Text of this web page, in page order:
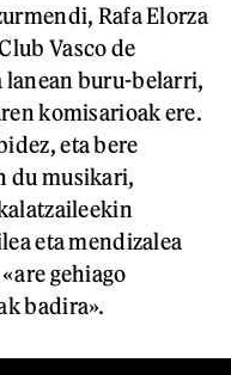
Rafa Elorza
Vasco de
buru-belarri,
komisarioak ere.
eta bere
du musikari,
eta mendizalea
gehiago
badira».